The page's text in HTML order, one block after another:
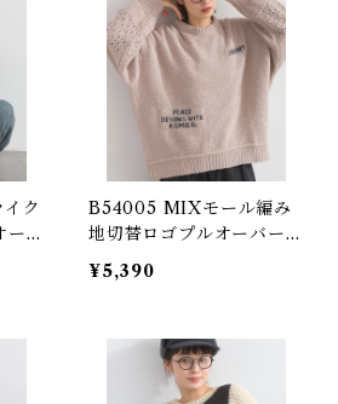
ク
ーバ
B54005 MIXモール編み
地切替ロゴプルオーバー /
MIX Chenille Knit Log
o Pullover
¥5,390